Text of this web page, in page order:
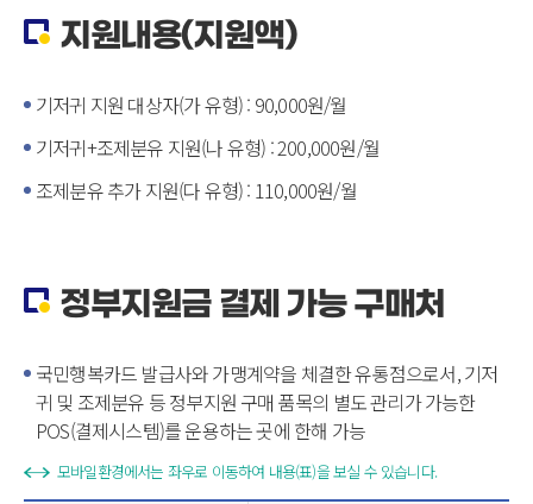
지원내용(지원액)
기저귀 지원 대상자(가 유형) : 90,000원/월
기저귀+조제분유 지원(나 유형) : 200,000원/월
조제분유 추가 지원(다 유형) : 110,000원/월
정부지원금 결제 가능 구매처
국민행복카드 발급사와 가맹계약을 체결한 유통점으로서, 기저
귀 및 조제분유 등 정부지원 구매 품목의 별도 관리가 가능한
POS(결제시스템)를 운용하는 곳에 한해 가능
모바일환경에서는 좌우로 이동하여 내용(표)을 보실 수 있습니다.